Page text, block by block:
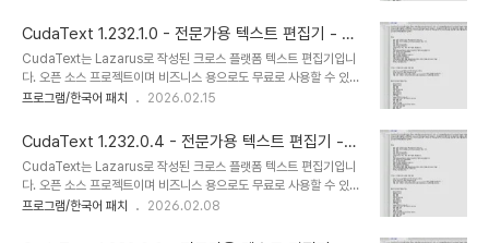
서, 외부 도구와 같은 Python 추가 기능으로 확장 할 수 있습니다. 구
문 파서는 EControl 엔진을 기반으로 기능이 풍부합니다 (일부 경쟁
사만큼 빠르지는 않지만).특징많은 언어 (250개 이상의 렉서)에 대한
구문 강조.코드 트리: 렉서가 허용하는 경우 함수/클래스 등의 구조.코
드 접기.다중 캐럿 및 다중 선택.정규식으로 찾기/바꾸기.JSON 형식
CudaText 1.232.1.0 - 전문가용 텍스트 편집기 - 한
국어 지원
CudaText는 Lazarus로 작성된 크로스 플랫폼 텍스트 편집기입니
다. 오픈 소스 프로젝트이며 비즈니스 용으로도 무료로 사용할 수 있습
니다. 매우 빠르게 시작됩니다. Linux on CPU Intel Core i3 3Hz
서, 외부 도구와 같은 Python 추가 기능으로 확장 할 수 있습니다. 구
문 파서는 EControl 엔진을 기반으로 기능이 풍부합니다 (일부 경쟁
사만큼 빠르지는 않지만).특징많은 언어 (250개 이상의 렉서)에 대한
구문 강조.코드 트리: 렉서가 허용하는 경우 함수/클래스 등의 구조.코
드 접기.다중 캐럿 및 다중 선택.정규식으로 찾기/바꾸기.JSON 형식
프로그램/한국어 패치 2026.02.15
CudaText 1.232.0.4 - 전문가용 텍스트 편집기 -
한국어 지원
CudaText는 Lazarus로 작성된 크로스 플랫폼 텍스트 편집기입니
다. 오픈 소스 프로젝트이며 비즈니스 용으로도 무료로 사용할 수 있습
니다. 매우 빠르게 시작됩니다. Linux on CPU Intel Core i3 3Hz
프로그램/한국어 패치 2026.02.08